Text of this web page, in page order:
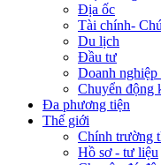
Địa ốc
Tài chính-
Du lịch
Đầu tư
Doanh nghiệp
Chuyển động
Đa phương tiện
Thế giới
Chính trường
Hồ sơ - tư liệu